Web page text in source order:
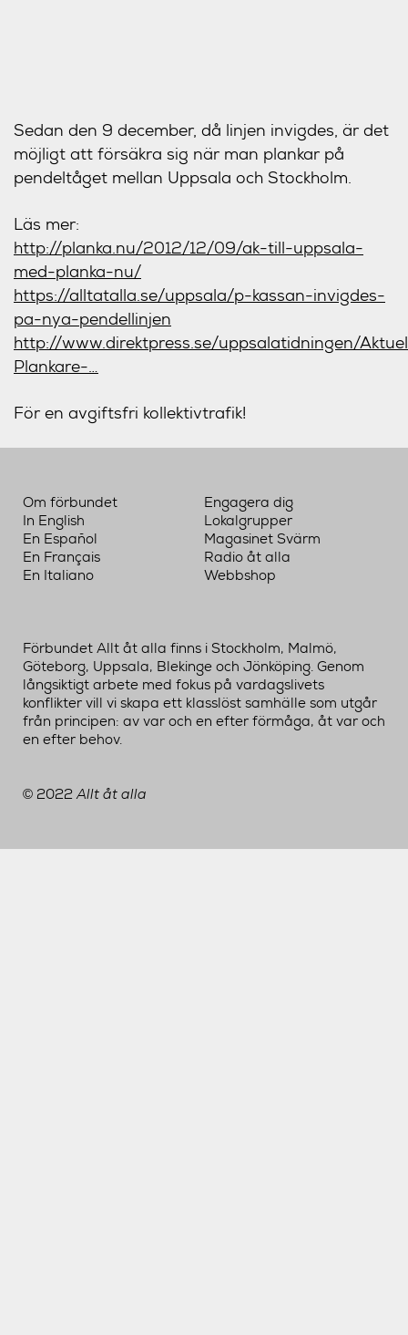
Sedan den 9 december, då linjen invigdes, är det
möjligt att försäkra sig när man plankar på
pendeltåget mellan Uppsala och Stockholm.
Läs mer:
http://planka.nu/2012/12/09/ak-till-uppsala-
med-planka-nu/
https://alltatalla.se/uppsala/p-kassan-invigdes-
pa-nya-pendellinjen
http://www.direktpress.se/uppsalatidningen/
Plankare-…
För en avgiftsfri kollektivtrafik!
Om förbundet
In English
En Español
En Français
En Italiano
Engagera dig
Lokalgrupper
Magasinet Svärm
Radio åt alla
Webbshop
Förbundet Allt åt alla finns i Stockholm, Malmö,
Göteborg, Uppsala, Blekinge och Jönköping. Genom
långsiktigt arbete med fokus på vardagslivets
konflikter vill vi skapa ett klasslöst samhälle som utgår
från principen: av var och en efter förmåga, åt var och
en efter behov.
© 2022Allt åt alla